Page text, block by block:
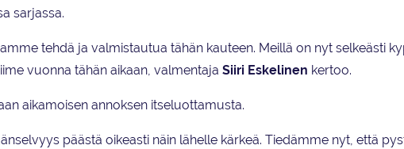
sarjassa.
tehdä ja valmistautua tähän kauteen. Meillä on nyt selkeästi
vuonna tähän aikaan, valmentaja Siiri Eskelinen kertoo.
aikamoisen annoksen itseluottamusta.
päästä oikeasti näin lähelle kärkeä. Tiedämme nyt, että